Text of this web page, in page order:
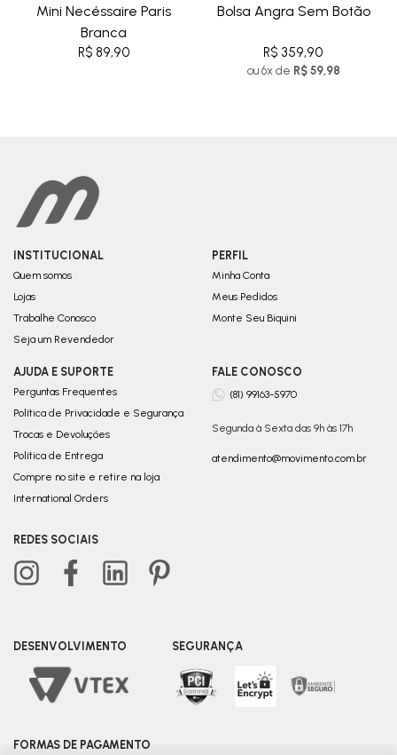
Mini Necéssaire Paris
Branca
R$ 89,90
Bolsa Angra Sem Botão
R$ 359,90
ou 6x de R$ 59,98
INSTITUCIONAL
Quem somos
Lojas
Trabalhe Conosco
Seja um Revendedor
PERFIL
Minha Conta
Meus Pedidos
Monte Seu Biquini
AJUDA E SUPORTE
Perguntas Frequentes
Política de Privacidade e Segurança
Trocas e Devoluções
Política de Entrega
Compre no site e retire na loja
International Orders
FALE CONOSCO
(81) 99163-5970
Segunda à Sexta das 9h às 17h
atendimento@movimento.com.br
REDES SOCIAIS
DESENVOLVIMENTO SEGURANÇA
FORMAS DE PAGAMENTO